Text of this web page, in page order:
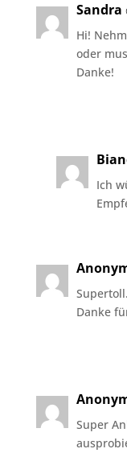
Sandra
Hi!
oder
Danke!
Ich
Danke
Super